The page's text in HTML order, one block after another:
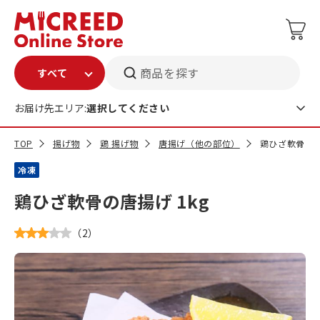
商品を探す
お届け先エリア:選択してください
TOP 揚げ物 鶏 揚げ物 唐揚げ（他の部位） 鶏ひざ軟骨の
冷凍
鶏ひざ軟骨の唐揚げ 1kg
（2）